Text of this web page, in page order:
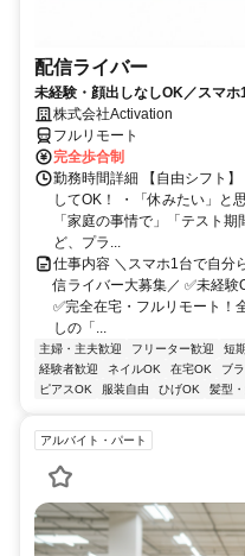
配信ライバー
未経験・顔出しなしOK／スマホ
株式会社Activation
フルリモート
完全歩合制
勤務時間詳細 【自由シフト
してOK！ ・「休みたい」と
「家庭の事情で」「テスト
ど、プラ...
仕事内容 ＼スマホ1台で自分
信ライバー大募集／ ✅未経験
✅完全在宅・フルリモート！
しの「...
主婦・主夫歓迎 フリーター歓迎 短期
経験者歓迎
ネイルOK 在宅OK ブ
ピアスOK
服装自由 ひげOK 髪型
アルバイト・パート